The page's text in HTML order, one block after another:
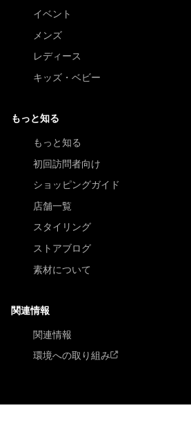
イベント
メンズ
レディース
キッズ・ベビー
もっと知る
もっと知る
初回訪問者向け
ショッピングガイド
店舗一覧
スタイリング
ストアブログ
素材について
関連情報
関連情報
環境への取り組み